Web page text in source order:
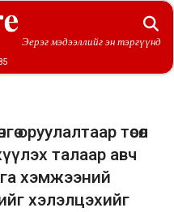
Эерэг мэдээллийг эн тэргүүнд
оруулалтаар төсөл
талаар авч
хэмжээний
хэлэлцэхийг